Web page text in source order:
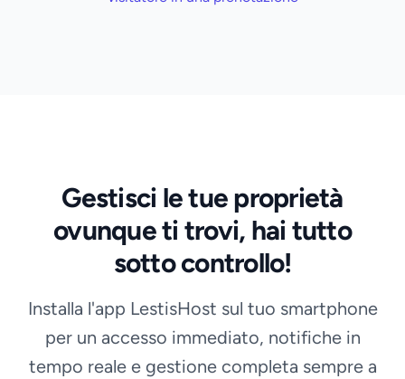
Gestisci le tue proprietà
ovunque ti trovi, hai tutto
sotto controllo!
Installa l'app LestisHost sul tuo smartphone
per un accesso immediato, notifiche in
tempo reale e gestione completa sempre a